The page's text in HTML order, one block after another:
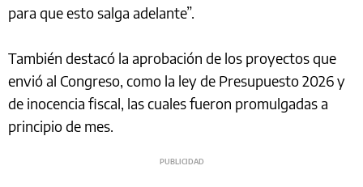
para que esto salga adelante”.
También destacó la aprobación de los proyectos que
envió al Congreso, como la ley de Presupuesto 2026 y
de inocencia fiscal, las cuales fueron promulgadas a
principio de mes.